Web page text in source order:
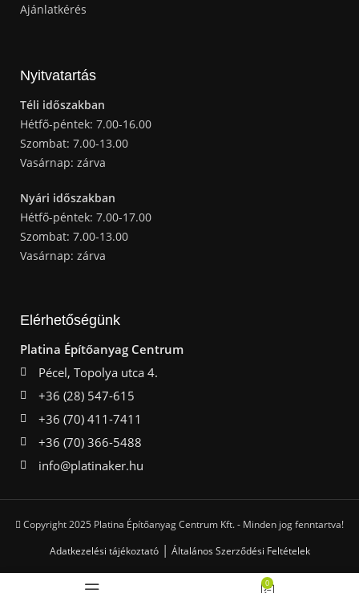
Ajánlatkérés
Nyitvatartás
Téli időszakban
Hétfő-péntek: 7.00-16.00
Szombat: 7.00-13.00
Vasárnap: zárva
Nyári időszakban
Hétfő-péntek: 7.00-17.00
Szombat: 7.00-13.00
Vasárnap: zárva
Elérhetőségünk
Platina Építőanyag Centrum
Pécel, Topolya utca 4.
+36 (28) 547-615
+36 (70) 411-7411
+36 (70) 366-5488
info@platinaker.hu
Copyright 2025 Platina Építőanyag Centrum Kft. - Minden jog fenntartva!
Adatkezelési tájékoztató| Általános Szerződési Feltételek
0